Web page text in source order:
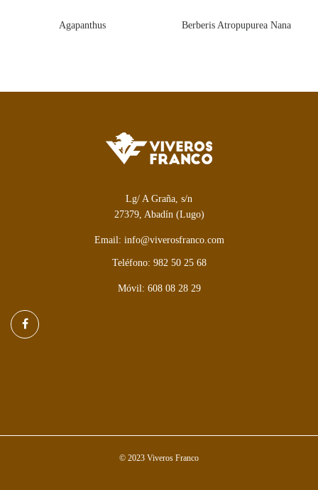
Agapanthus Berberis Atropupurea Nana
Lg/ A Graña, s/n
27379, Abadín (Lugo)
Email: info@viverosfranco.com
Teléfono: 982 50 25 68
Móvil: 608 08 28 29
© 2023 Viveros Franco